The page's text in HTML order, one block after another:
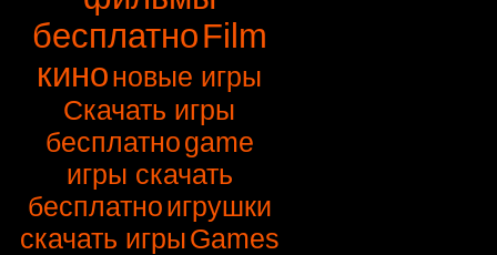
бесплатноFilm
киноновые игры
Скачать игры
бесплатноgame
игры скачать
бесплатноигрушки
скачать игрыGames